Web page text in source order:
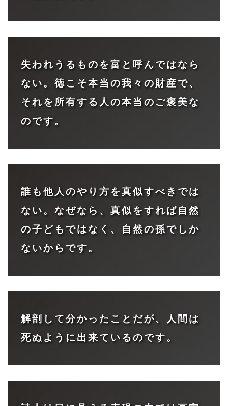
失われうるものを富と呼んではなら
ない。徳こそ本当の我々の財産で、
それを所有する人の本当のご褒美な
のです。
誰も他人のやり方を真似すべきでは
ない。なぜなら、真似をすれば自然
の子どもではなく、自然の孫でしか
ないからです。
解剖して分かったことだが、人間は
死ぬように出来ているのです。